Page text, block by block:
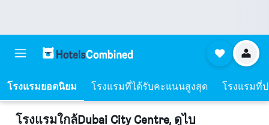
โรงแรมยอดนิยม โรงแรมที่ได้รับคะแนนสูงสุด โรงแรมที่
โรงแรมใกล้Dubai City Centre, ดูไบ